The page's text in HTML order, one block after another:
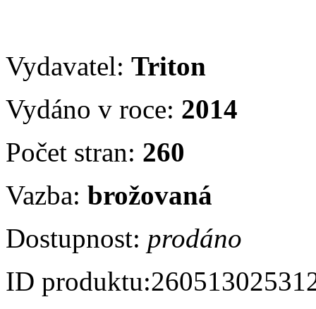
Vydavatel: Triton
Vydáno v roce: 2014
Počet stran: 260
Vazba: brožovaná
Dostupnost: prodáno
ID produktu: